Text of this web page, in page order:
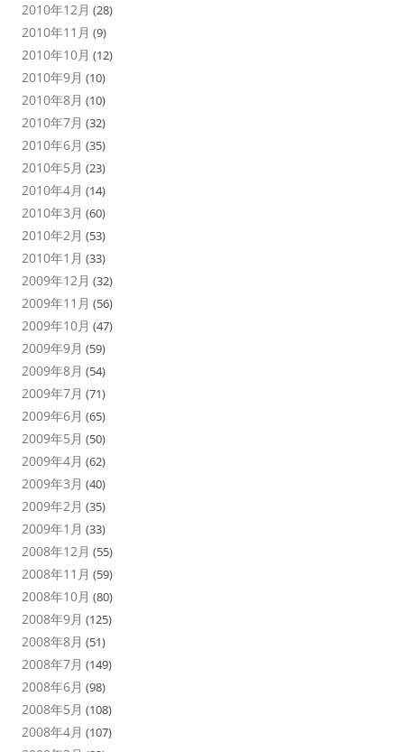
2010年12月 (28)
2010年11月 (9)
2010年10月 (12)
2010年9月 (10)
2010年8月 (10)
2010年7月 (32)
2010年6月 (35)
2010年5月 (23)
2010年4月 (14)
2010年3月 (60)
2010年2月 (53)
2010年1月 (33)
2009年12月 (32)
2009年11月 (56)
2009年10月 (47)
2009年9月 (59)
2009年8月 (54)
2009年7月 (71)
2009年6月 (65)
2009年5月 (50)
2009年4月 (62)
2009年3月 (40)
2009年2月 (35)
2009年1月 (33)
2008年12月 (55)
2008年11月 (59)
2008年10月 (80)
2008年9月 (125)
2008年8月 (51)
2008年7月 (149)
2008年6月 (98)
2008年5月 (108)
2008年4月 (107)